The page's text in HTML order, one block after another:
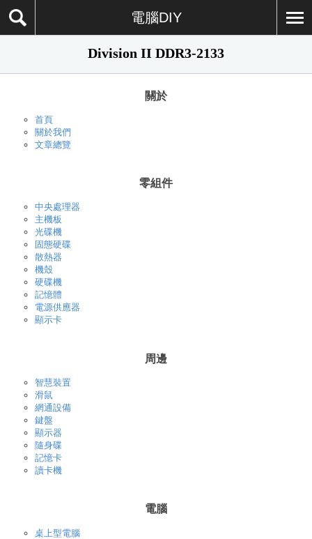
電腦DIY
Division II DDR3-2133
關於
首頁
關於我們
文章總覽
零組件
中央處理器
主機板
光碟機
固態硬碟
散熱器
機殼
硬碟機
記憶體
電源供應器
顯示卡
周邊
智慧裝置
滑鼠
網通設備
鍵盤
顯示器
隨身碟
記憶卡
讀卡機
電腦
桌上型電腦